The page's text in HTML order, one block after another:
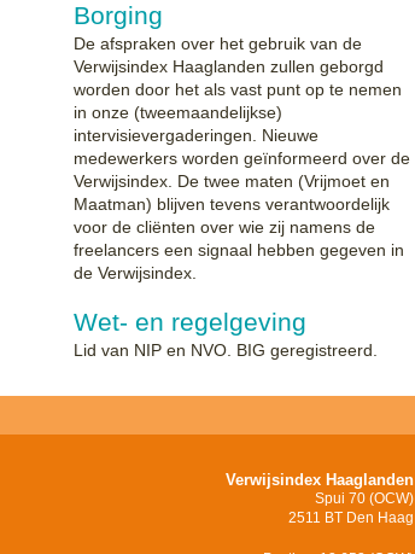
Borging
De afspraken over het gebruik van de
Verwijsindex Haaglanden zullen geborgd
worden door het als vast punt op te nemen
in onze (tweemaandelijkse)
intervisievergaderingen. Nieuwe
medewerkers worden geïnformeerd over de
Verwijsindex. De twee maten (Vrijmoet en
Maatman) blijven tevens verantwoordelijk
voor de cliënten over wie zij namens de
freelancers een signaal hebben gegeven in
de Verwijsindex.
Wet- en regelgeving
Lid van NIP en NVO. BIG geregistreerd.
Verwijsindex Haaglanden
Spui 70 (OCW)
2511 BT Den Haag